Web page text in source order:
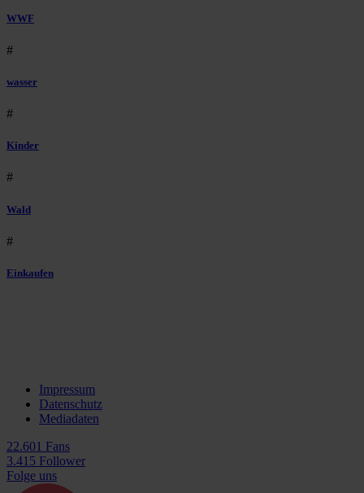
WWF
#
wasser
#
Kinder
#
Wald
#
Einkaufen
Impressum
Datenschutz
Mediadaten
22.601 Fans
3.415 Follower
Folge uns